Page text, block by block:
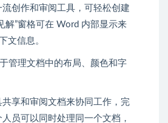
创作和审阅工具，可轻松创建
解”窗格可在 Word 内部显示来
文信息。
管理文档中的布局、颜色和字
享和审阅文档来协同工作，完
员可以同时处理同一个文档，